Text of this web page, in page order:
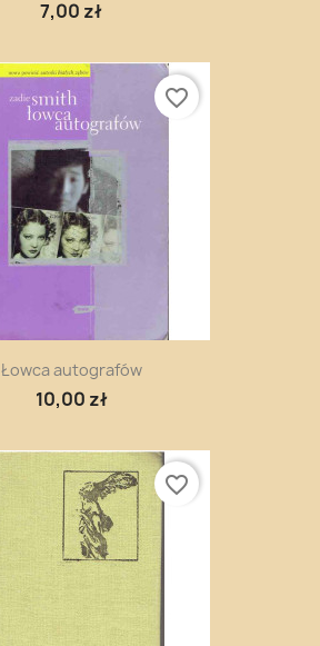
7,00 zł
Łowca autografów
10,00 zł
favorite_border
favorite_border